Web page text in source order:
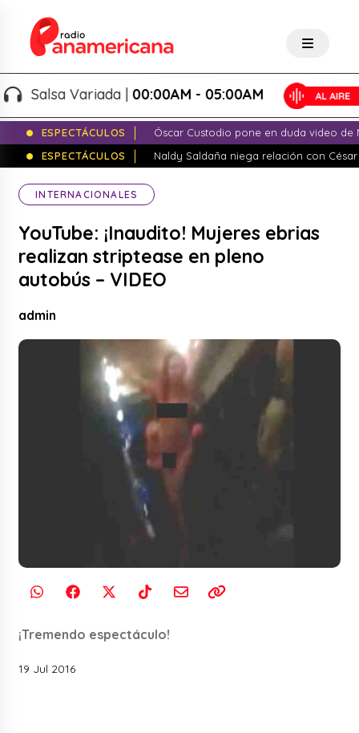
Salsa Variada |00:00AM - 05:00AM
ESPECTÁCULOS
Óscar Custodio pone en duda video de
ESPECTÁCULOS
Naldy Saldaña niega relación con
INTERNACIONALES
YouTube: ¡Inaudito! Mujeres ebrias
realizan striptease en pleno
autobús – VIDEO
admin
¡Tremendo espectáculo!
19 Jul 2016